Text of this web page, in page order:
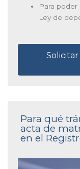
Para poder
Ley de
Para qué
acta de
en el